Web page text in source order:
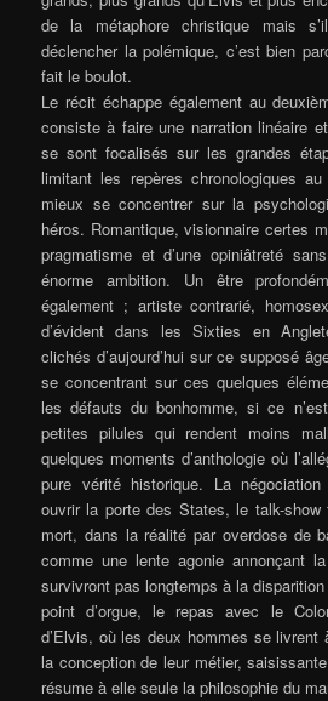
de la métaphore christique mais
déclencher la polémique, c’est bien
fait le boulot.
Le récit échappe également au
consiste à faire une narration linéaire
se sont focalisés sur les grandes
limitant les repères chronologiques
mieux se concentrer sur la
héros. Romantique, visionnaire certes
pragmatisme et d’une opiniâtreté
énorme ambition. Un être
également ; artiste contrarié,
d’évident dans les Sixties en
clichés d’aujourd’hui sur ce supposé
se concentrant sur ces quelques
les défauts du bonhomme, si ce
petites pilules qui rendent moins
quelques moments d’anthologie où
pure vérité historique. La
ouvrir la porte des States, le talk-
mort, dans la réalité par overdose de
comme une lente agonie annonçant
survivront pas longtemps à la
point d’orgue, le repas avec le
d’Elvis, où les deux hommes se livrent
la conception de leur métier,
résume à elle seule la philosophie du